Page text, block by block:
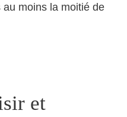
au moins la moitié de
et